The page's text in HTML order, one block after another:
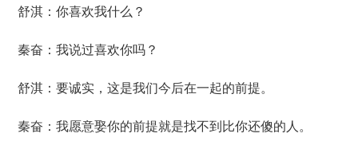
舒淇：你喜欢我什么？
秦奋：我说过喜欢你吗？
舒淇：要诚实，这是我们今后在一起的前提。
秦奋：我愿意娶你的前提就是找不到比你还傻的人。